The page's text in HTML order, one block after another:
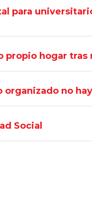
para
propio hogar tras
organizado no
Social